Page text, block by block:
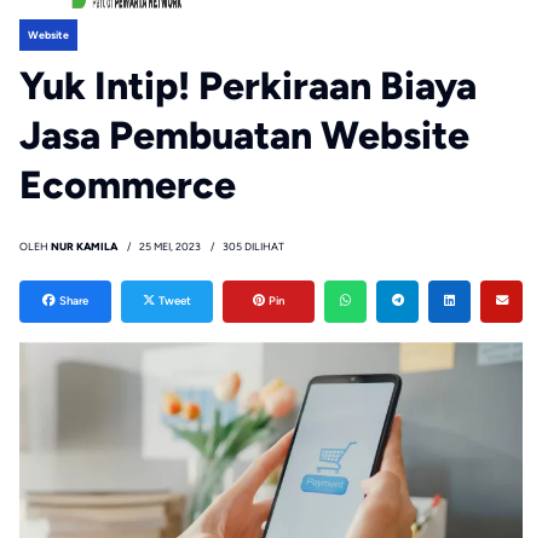
Website
Yuk Intip! Perkiraan Biaya
Jasa Pembuatan Website
Ecommerce
OLEH NUR KAMILA 25 MEI, 2023 305 DILIHAT
Share Tweet Pin